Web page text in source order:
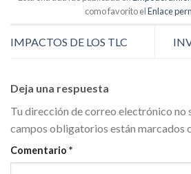
como favorito elEnlace
IMPACTOS DE LOS TLC
Deja una respuesta
Tu dirección de correo electrónico no
campos obligatorios están marcados
Comentario *